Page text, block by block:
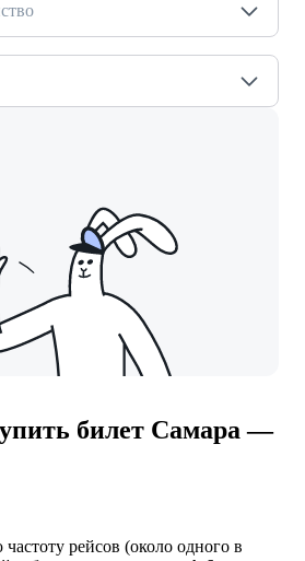
билет Самара —
рейсов (около одного в